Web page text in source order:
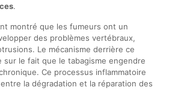
.
montré que les fumeurs ont un
des problèmes vertébraux,
Le mécanisme derrière ce
sur le fait que le tabagisme engendre
Ce processus inflammatoire
la dégradation et la réparation des